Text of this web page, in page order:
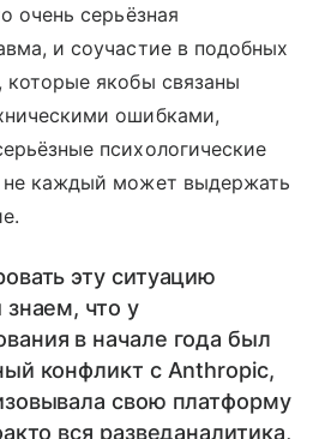
очень серьёзная
и соучастие в подобных
которые якобы связаны
ошибками,
психологические
каждый может выдержать
эту ситуацию
что у
в начале года был
конфликт с Anthropic,
свою платформу
вся разведаналитика,